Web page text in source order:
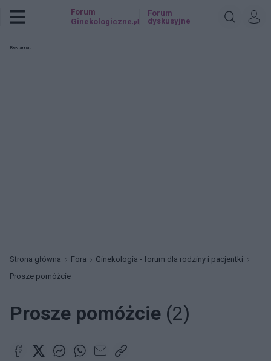
Forum
Ginekologiczne .pl
Forum
dyskusyjne
Reklama:
Strona główna Fora
Ginekologia - forum dla rodziny i pacjentki
Prosze pomóżcie
Prosze pomóżcie (2)